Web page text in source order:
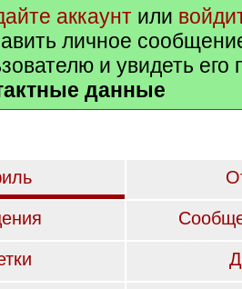
аккаунт или
личное
и увидеть его
данные